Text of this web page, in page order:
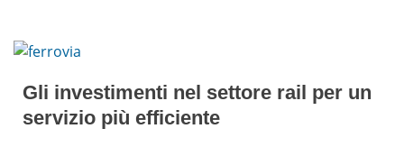
Gli investimenti nel settore rail per un
servizio più efficiente